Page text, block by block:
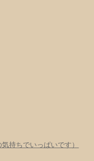
持ちでいっぱいです）